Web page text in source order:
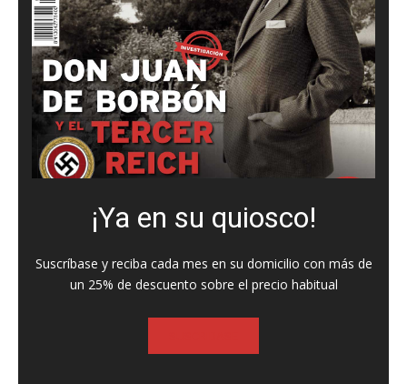
¡Ya en su quiosco!
Suscríbase y reciba cada mes en su domicilio con más de
un 25% de descuento sobre el precio habitual